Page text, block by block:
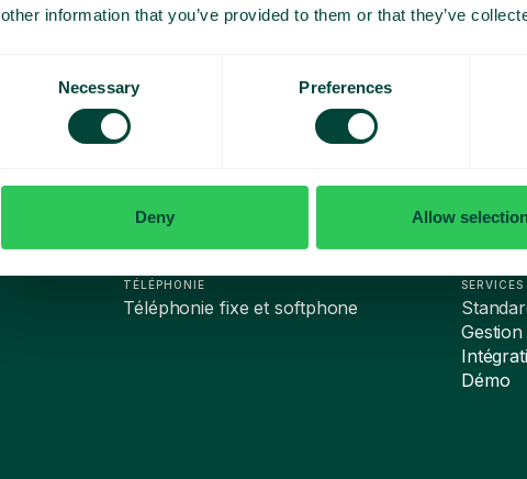
other information that you’ve provided to them or that they’ve
Necessary Preferences
Deny Allow
TÉLÉPHONIE
Téléphonie fixe et softphone
Démo